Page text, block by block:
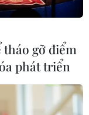
tháo gỡ điểm
phát triển